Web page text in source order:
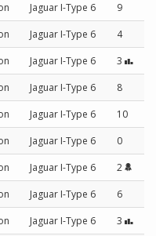
Jaguar I-Type 6
9
Jaguar I-Type 6
4
Jaguar I-Type 6
3
Jaguar I-Type 6
8
Jaguar I-Type 6
10
Jaguar I-Type 6
0
Jaguar I-Type 6
2
Jaguar I-Type 6
6
Jaguar I-Type 6
3